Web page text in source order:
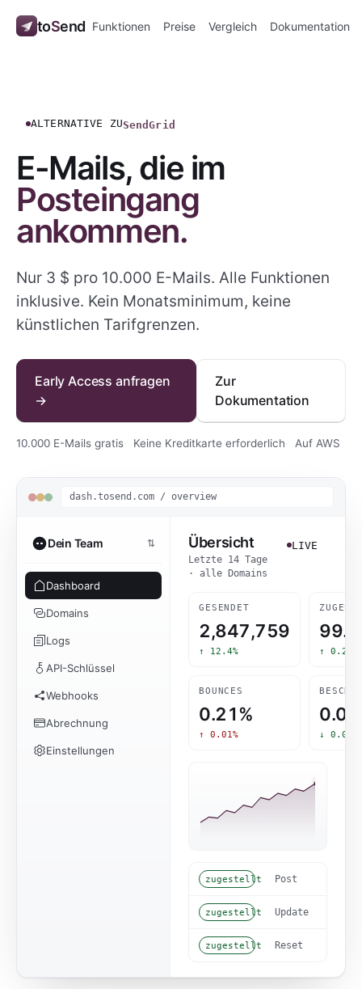
toSend Funktionen Preise Vergleich Dokumentation
ALTERNATIVE ZUSendGrid
E-Mails, die im
Posteingang
ankommen.
Nur 3 $ pro 10.000 E-Mails. Alle Funktionen
inklusive. Kein Monatsminimum, keine
künstlichen Tarifgrenzen.
Early Access anfragen
→
Zur
Dokumentation
10.000 E-Mails gratis Keine Kreditkarte erforderlich Auf AWS
dash.tosend.com / overview
Dein Team ⇅
Dashboard
Domains
Logs
API-Schlüssel
Webhooks
Abrechnung
Einstellungen
Übersicht
Letzte 14 Tage
· alle Domains
LIVE
GESENDET
2,847,766
↑ 12.4% ↑ 0.2%
BOUNCES
0.21%
↑ 0.01% ↓ 0.01%
zugestellt Post
zugestellt Update